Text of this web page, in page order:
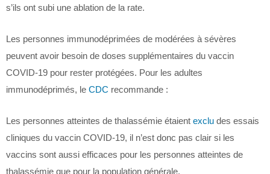
s’ils ont subi une ablation de la rate.
Les personnes immunodéprimées de modérées à sévères
peuvent avoir besoin de doses supplémentaires du vaccin
COVID-19 pour rester protégées. Pour les adultes
immunodéprimés, le CDC recommande :
Les personnes atteintes de thalassémie étaient exclu des essais
cliniques du vaccin COVID-19, il n’est donc pas clair si les
vaccins sont aussi efficaces pour les personnes atteintes de
thalassémie que pour la population générale.